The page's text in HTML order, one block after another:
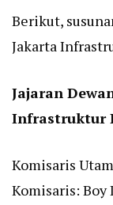
Berikut,
Jakarta
Jajaran
Infrastruktur
Komisaris
Komisaris: Boy